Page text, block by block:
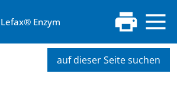
Lefax® Enzym
auf dieser Seite suchen